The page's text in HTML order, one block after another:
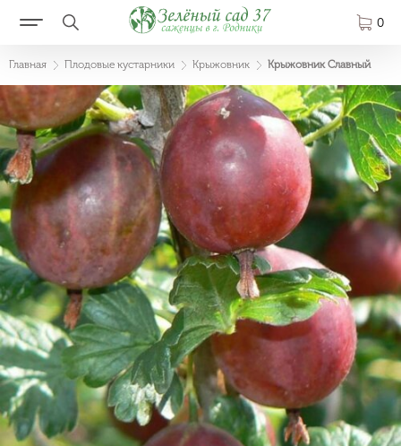
0
Главная Плодовые кустарники Крыжовник Крыжовник Славный